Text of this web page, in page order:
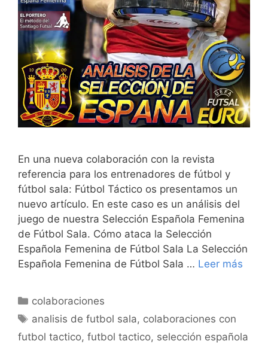
En una nueva colaboración con la revista
referencia para los entrenadores de fútbol y
fútbol sala: Fútbol Táctico os presentamos un
nuevo artículo. En este caso es un análisis del
juego de nuestra Selección Española Femenina
de Fútbol Sala. Cómo ataca la Selección
Española Femenina de Fútbol Sala La Selección
Española Femenina de Fútbol Sala … Leer más
Categorías
colaboraciones
Etiquetas
analisis de futbol sala, colaboraciones con
futbol tactico, futbol tactico, selección española